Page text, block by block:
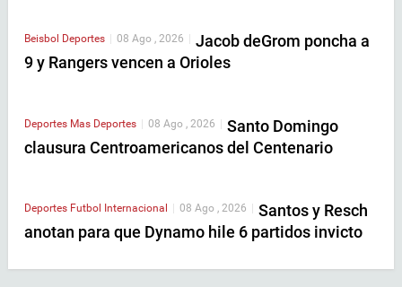
Beisbol Deportes 08 Ago , 2026
Jacob deGrom poncha a
9 y Rangers vencen a Orioles
Deportes Mas Deportes | 08 Ago , 2026 | Santo Domingo
clausura Centroamericanos del Centenario
Deportes Futbol Internacional 08 Ago , 2026
Santos y Resch
anotan para que Dynamo hile 6 partidos invicto